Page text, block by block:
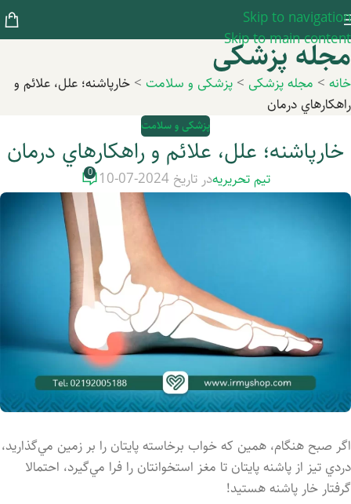
Skip to navigation
Skip to main content
مجله پزشکی
خانه > مجله پزشکی > پزشکی و سلامت > خارپاشنه؛ علل، علائم و
راهكار‌هاي درمان‌
پزشکی و سلامت
خارپاشنه؛ علل، علائم و راهكار‌هاي درمان‌
تیم تحریریهدر تاریخ 2024-07-10 0
اگر صبح هنگام، همین که خواب برخاسته پايتان را بر زمين مي‌گذاريد،
دردي تيز از پاشنه پايتان تا مغز استخوانتان را فرا مي‌گيرد، احتمالا
گرفتار خار پاشنه هستيد!